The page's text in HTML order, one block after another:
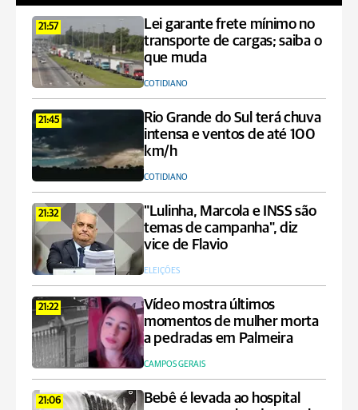
21:57
Lei garante frete mínimo no
transporte de cargas; saiba o
que muda
COTIDIANO
21:45
Rio Grande do Sul terá chuva
intensa e ventos de até 100
km/h
COTIDIANO
21:32
"Lulinha, Marcola e INSS são
temas de campanha", diz
vice de Flavio
ELEIÇÕES
21:22
Vídeo mostra últimos
momentos de mulher morta
a pedradas em Palmeira
CAMPOS GERAIS
21:06
Bebê é levada ao hospital